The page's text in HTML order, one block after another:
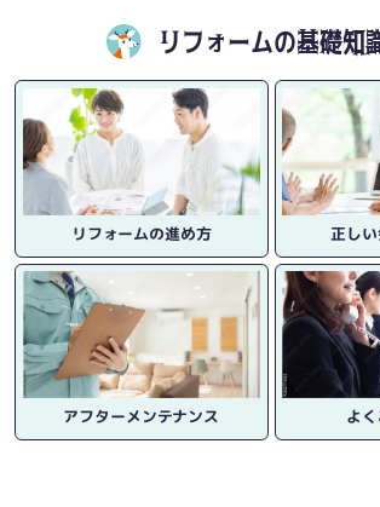
リフォームの基礎知
リフォームの進め方 正し
アフターメンテナンス よ